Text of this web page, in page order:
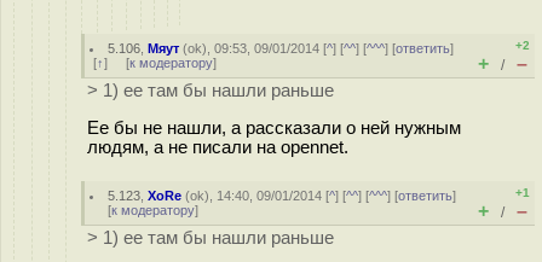
5.106 ,Мяут (ok), 09:53, 09/01/2014 [^] [^^] [^^^] [ответить]
[↑] [к модератору]
+2
+ / –
> 1) ее там бы нашли раньше
Ее бы не нашли, а рассказали о ней нужным
людям, а не писали на opennet.
5.123 ,XoRe (ok), 14:40, 09/01/2014 [^] [^^] [^^^] [ответить]
[к модератору]
+1
+ / –
> 1) ее там бы нашли раньше